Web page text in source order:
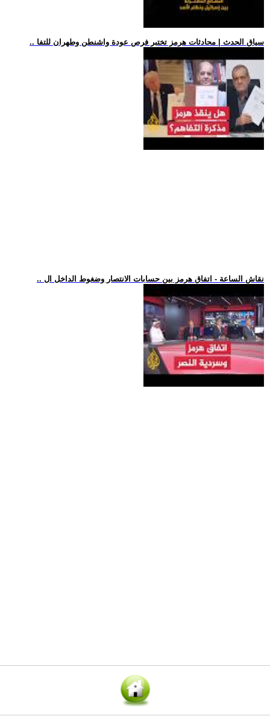
.. سياق الحدث | محادثات هرمز تختبر فرص عودة واشنطن وطهران للتفا
.. نقاش الساعة - اتفاق هرمز بين حسابات الانتصار وضغوط الداخل ال